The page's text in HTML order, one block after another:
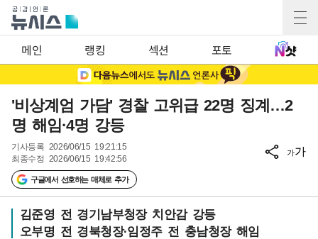
메인 랭킹 섹션 포토
'비상계엄 가담' 경찰 고위급 22명 징계…2
명 해임·4명 강등
기사등록 2026/06/15 19:21:15
최종수정 2026/06/15 19:42:56
구글에서 선호하는 매체로 추가
가가
김준영 전 경기남부청장 치안감 강등
오부명 전 경북청장·임정주 전 충남청장 해임